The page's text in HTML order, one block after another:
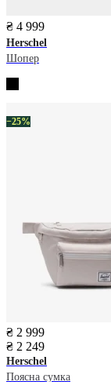
₴ 4 999
Herschel
Шопер
−25%
₴ 2 999
₴ 2 249
Herschel
Поясна сумка